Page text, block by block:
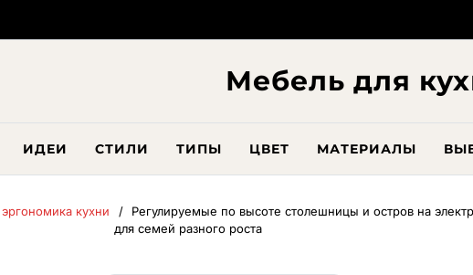
Мебель для
ИДЕИ СТИЛИ ТИПЫ ЦВЕТ МАТЕРИАЛЫ
кухни
Регулируемые по высоте столешницы и остров на
для семей разного роста